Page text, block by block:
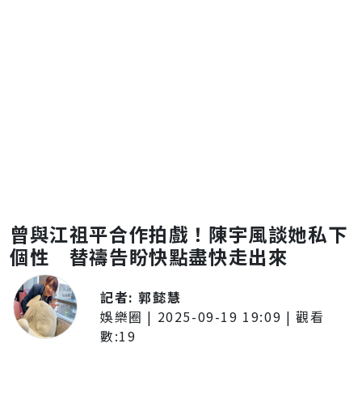
曾與江祖平合作拍戲！陳宇風談她私下
個性 替禱告盼快點盡快走出來
記者:郭懿慧
娛樂圈 | 2025-09-19 19:09 | 觀看
數:19